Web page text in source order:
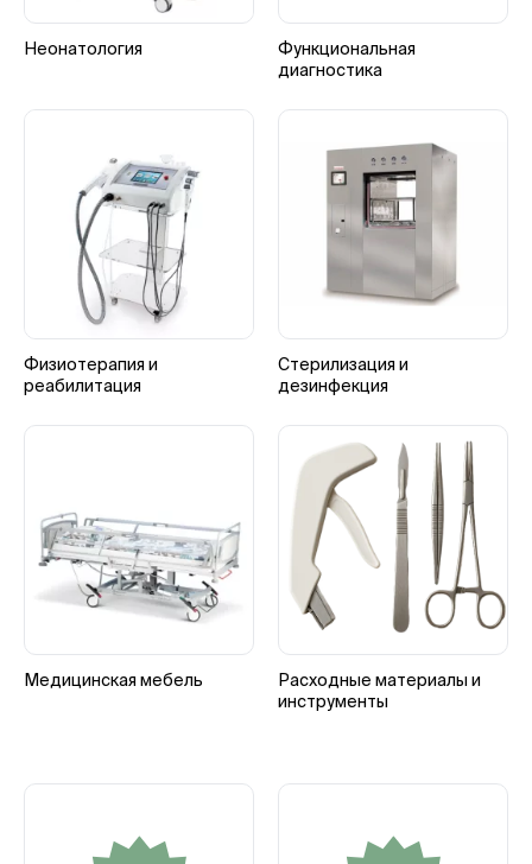
Неонатология
Функциональная
диагностика
Физиотерапия и
реабилитация
Стерилизация и
дезинфекция
Медицинская мебель
Расходные материалы и
инструменты